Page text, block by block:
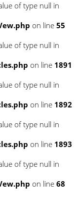
of type null in
on line 55
of type null in
on line 1891
of type null in
on line 1892
of type null in
on line 1893
of type null in
on line 68